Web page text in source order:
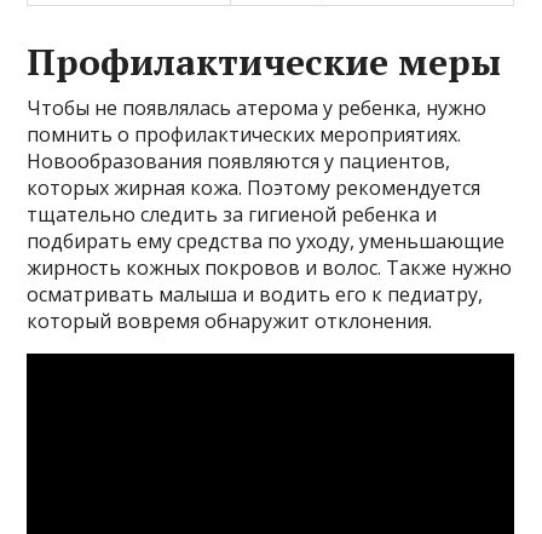
Профилактические меры
Чтобы не появлялась атерома у ребенка, нужно
помнить о профилактических мероприятиях.
Новообразования появляются у пациентов,
которых жирная кожа. Поэтому рекомендуется
тщательно следить за гигиеной ребенка и
подбирать ему средства по уходу, уменьшающие
жирность кожных покровов и волос. Также нужно
осматривать малыша и водить его к педиатру,
который вовремя обнаружит отклонения.